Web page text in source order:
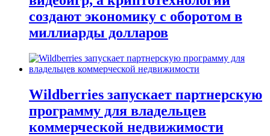
создают экономику с оборотом в
миллиарды долларов
Wildberries запускает партнерскую
программу для владельцев
коммерческой недвижимости